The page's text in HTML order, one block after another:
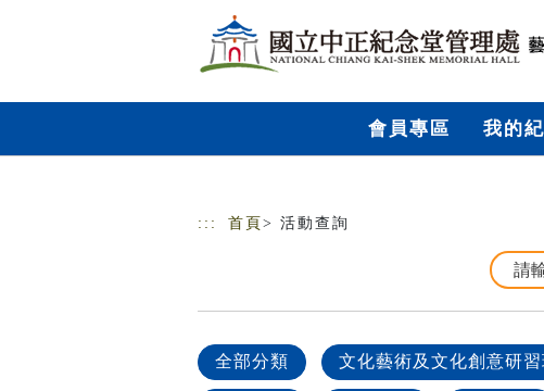
會員專區 我的
::: 首頁 > 活動查詢
全部分類 文化藝術及文化創意研習